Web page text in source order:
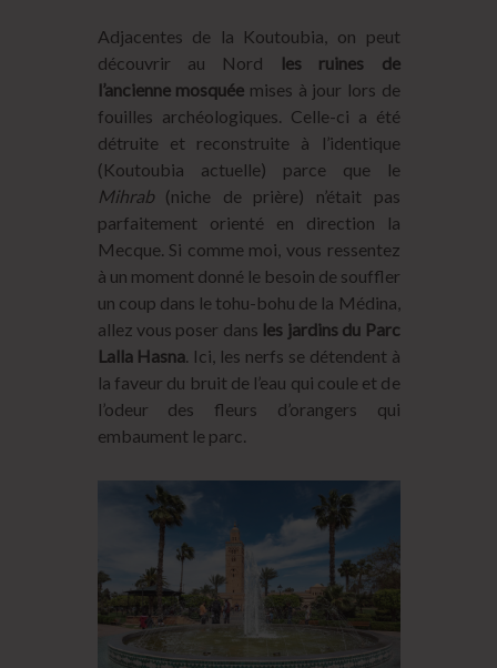
Adjacentes de la Koutoubia, on peut
découvrir au Nord
les ruines de
l’ancienne mosquée mises à jour lors de
fouilles archéologiques. Celle-ci a été
détruite et reconstruite à l’identique
(Koutoubia actuelle) parce que le
Mihrab(niche de prière) n’était pas
parfaitement orienté en direction la
Mecque. Si comme moi, vous ressentez
à un moment donné le besoin de souffler
un coup dans le tohu-bohu de la Médina,
allez vous poser dans les jardins du Parc
Lalla Hasna. Ici, les nerfs se détendent à
la faveur du bruit de l’eau qui coule et de
l’odeur des fleurs d’orangers qui
embaument le parc.